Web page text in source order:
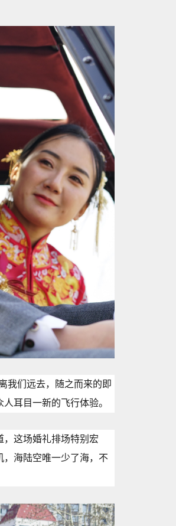
我们远去，随之而来的即
耳目一新的飞行体验。
这场婚礼排场特别宏
海陆空唯一少了海，不